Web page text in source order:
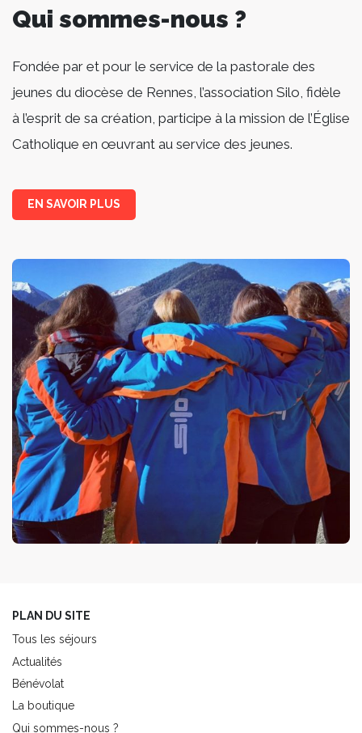
Qui sommes-nous ?
Fondée par et pour le service de la pastorale des
jeunes du diocèse de Rennes, l’association Silo, fidèle
à l’esprit de sa création, participe à la mission de l’Église
Catholique en œuvrant au service des jeunes.
EN SAVOIR PLUS
PLAN DU SITE
Tous les séjours
Actualités
Bénévolat
La boutique
Qui sommes-nous ?